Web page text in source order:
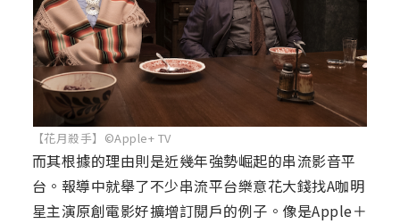
【花月殺手】©Apple+ TV
而其根據的理由則是近幾年強勢崛起的串流影音平
台。報導中就舉了不少串流平台樂意花大錢找A咖明
星主演原創電影好擴增訂閱戶的例子。像是Apple＋